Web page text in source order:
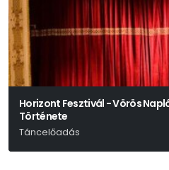
Horizont Fesztivál - Vörös
Története
Táncelőadás